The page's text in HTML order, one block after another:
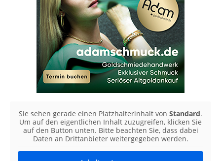
Sie sehen gerade einen Platzhalterinhalt von Standard.
Um auf den eigentlichen Inhalt zuzugreifen, klicken Sie
auf den Button unten. Bitte beachten Sie, dass dabei
Daten an Drittanbieter weitergegeben werden.